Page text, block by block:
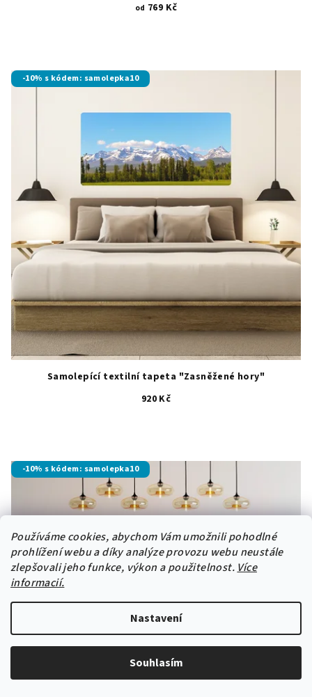
Používáme cookies, abychom Vám umožnili pohodlné
prohlížení webu a díky analýze provozu webu neustále
zlepšovali jeho funkce, výkon a použitelnost. Více
informacií.
Nastavení
Souhlasím
od 769 Kč
-10% s kódem: samolepka10
Samolepící textilní tapeta "Zasněžené hory"
920 Kč
-10% s kódem: samolepka10